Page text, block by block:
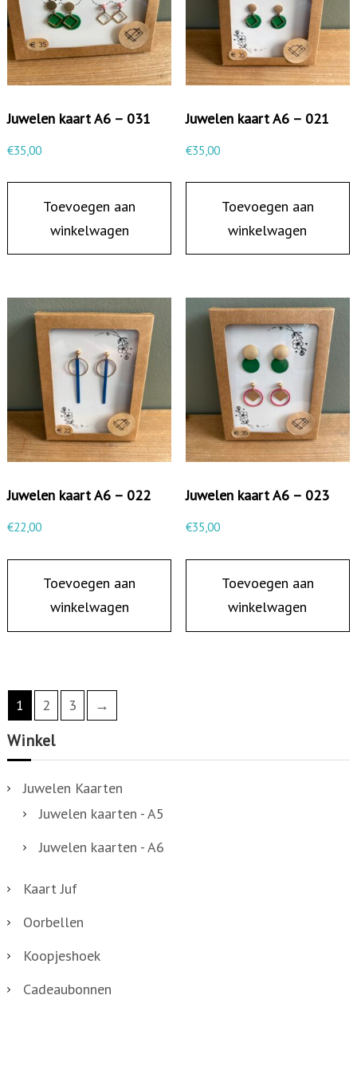
Juwelen kaart A6 – 031
€35,00
Toevoegen aan
winkelwagen
Juwelen kaart A6 – 021
€35,00
Toevoegen aan
winkelwagen
Juwelen kaart A6 – 022
€22,00
Toevoegen aan
winkelwagen
Juwelen kaart A6 – 023
€35,00
Toevoegen aan
winkelwagen
1 2 3 →
Winkel
Juwelen Kaarten
Juwelen kaarten - A5
Juwelen kaarten - A6
Kaart Juf
Oorbellen
Koopjeshoek
Cadeaubonnen